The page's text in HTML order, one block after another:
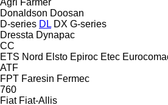
Donaldson Doosan
D-series DL DX G-series
Dressta Dynapac
CC
ETS Nord Elsto Epiroc Etec
ATF
FPT Faresin Fermec
760
Fiat Fiat-Allis